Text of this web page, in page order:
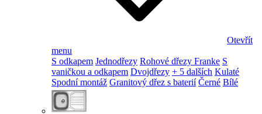
Otevřít
menu
S odkapem Jednodřezy Rohové dřezy Franke S
vaničkou a odkapem Dvojdřezy + 5 dalších Kulaté
Spodní montáž Granitový dřez s baterií Černé Bílé